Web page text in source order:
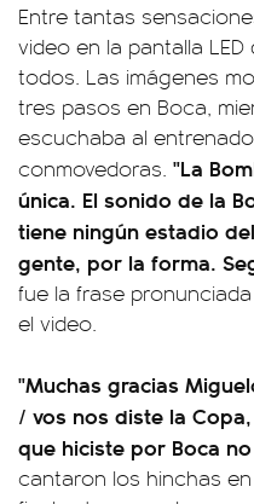
Entre tantas
video en la pantalla
todos. Las imágenes
tres pasos en Boca,
escuchaba al
conmovedoras. "La
única. El sonido de la
tiene ningún estadio
gente, por la forma.
fue la frase
el video.
"Muchas gracias
/ vos nos diste la
que hiciste por Boca
cantaron los hinchas